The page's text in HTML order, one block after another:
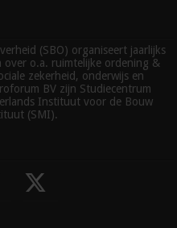
(SBO) organiseert jaarlijks
over o.a. ruimtelijke ordening &
zekerheid, onderwijs en
BV zijn Studiecentrum
Instituut voor de Bouw
(SMI).